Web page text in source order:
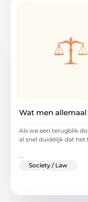
Wat men
Als we een terugblik
al snel duidelijk dat
Society / Law